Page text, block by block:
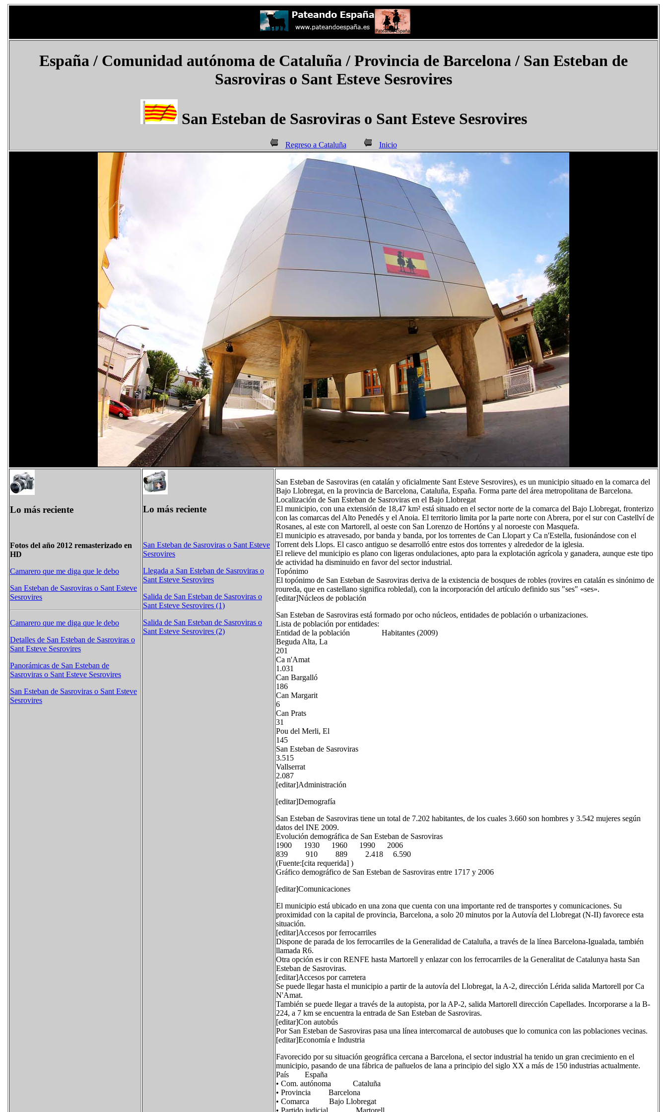
España / Comunidad autónoma de Cataluña / Provincia de Barcelona / San Esteban de
Sasroviras o Sant Esteve Sesrovires
San Esteban de Sasroviras o Sant Esteve Sesrovires
Regreso a Cataluña Inicio
Lo más reciente
Fotos del año 2012 remasterizado en
HD
Camarero que me diga que le debo
San Esteban de Sasroviras o Sant Esteve
Sesrovires
Camarero que me diga que le debo
Detalles de San Esteban de Sasroviras o
Sant Esteve Sesrovires
Panorámicas de San Esteban de
Sasroviras o Sant Esteve Sesrovires
San Esteban de Sasroviras o Sant Esteve
Sesrovires
Lo más reciente
San Esteban de Sasroviras o Sant Esteve
Sesrovires
Llegada a San Esteban de Sasroviras o
Sant Esteve Sesrovires
Salida de San Esteban de Sasroviras o
Sant Esteve Sesrovires (1)
Salida de San Esteban de Sasroviras o
Sant Esteve Sesrovires (2)
San Esteban de Sasroviras (en catalán y oficialmente Sant Esteve Sesrovires), es un municipio situado en la comarca del
Bajo Llobregat, en la provincia de Barcelona, Cataluña, España. Forma parte del área metropolitana de Barcelona.
Localización de San Esteban de Sasroviras en el Bajo Llobregat
El municipio, con una extensión de 18,47 km² está situado en el sector norte de la comarca del Bajo Llobregat, fronterizo
con las comarcas del Alto Penedés y el Anoia. El territorio limita por la parte norte con Abrera, por el sur con Castellví de
Rosanes, al este con Martorell, al oeste con San Lorenzo de Hortóns y al noroeste con Masquefa.
El municipio es atravesado, por banda y banda, por los torrentes de Can Llopart y Ca n'Estella, fusionándose con el
Torrent dels Llops. El casco antiguo se desarrolló entre estos dos torrentes y alrededor de la iglesia.
El relieve del municipio es plano con ligeras ondulaciones, apto para la explotación agrícola y ganadera, aunque este tipo
de actividad ha disminuido en favor del sector industrial.
Topónimo
El topónimo de San Esteban de Sasroviras deriva de la existencia de bosques de robles (rovires en catalán es sinónimo de
roureda, que en castellano significa robledal), con la incorporación del artículo definido sus "ses" «ses».
[editar]Núcleos de población
San Esteban de Sasroviras está formado por ocho núcleos, entidades de población o urbanizaciones.
Lista de población por entidades:
Entidad de la población Habitantes (2009)
Beguda Alta, La
201
Ca n'Amat
1.031
Can Bargalló
186
Can Margarit
6
Can Prats
31
Pou del Merli, El
145
San Esteban de Sasroviras
3.515
Vallserrat
2.087
[editar]Administración
[editar]Demografía
San Esteban de Sasroviras tiene un total de 7.202 habitantes, de los cuales 3.660 son hombres y 3.542 mujeres según
datos del INE 2009.
Evolución demográfica de San Esteban de Sasroviras
1900 1930 1960 1990 2006
839 910 889 2.418 6.590
(Fuente:[cita requerida] )
Gráfico demográfico de San Esteban de Sasroviras entre 1717 y 2006
[editar]Comunicaciones
El municipio está ubicado en una zona que cuenta con una importante red de transportes y comunicaciones. Su
proximidad con la capital de provincia, Barcelona, a solo 20 minutos por la Autovía del Llobregat (N-II) favorece esta
situación.
[editar]Accesos por ferrocarriles
Dispone de parada de los ferrocarriles de la Generalidad de Cataluña, a través de la línea Barcelona-Igualada, también
llamada R6.
Otra opción es ir con RENFE hasta Martorell y enlazar con los ferrocarriles de la Generalitat de Catalunya hasta San
Esteban de Sasroviras.
[editar]Accesos por carretera
Se puede llegar hasta el municipio a partir de la autovía del Llobregat, la A-2, dirección Lérida salida Martorell por Ca
N'Amat.
También se puede llegar a través de la autopista, por la AP-2, salida Martorell dirección Capellades. Incorporarse a la B-
224, a 7 km se encuentra la entrada de San Esteban de Sasroviras.
[editar]Con autobús
Por San Esteban de Sasroviras pasa una línea intercomarcal de autobuses que lo comunica con las poblaciones vecinas.
[editar]Economía e Industria
Favorecido por su situación geográfica cercana a Barcelona, el sector industrial ha tenido un gran crecimiento en el
municipio, pasando de una fábrica de pañuelos de lana a principio del siglo XX a más de 150 industrias actualmente.
País España
• Com. autónoma Cataluña
• Provincia Barcelona
• Comarca Bajo Llobregat
• Partido judicial Martorell